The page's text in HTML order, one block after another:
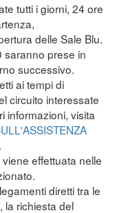
tutti i giorni, 24 ore
delle Sale Blu.
saranno prese in
successivo.
ai tempi di
circuito interessate
informazioni, visita
effettuata nelle
diretti tra le
la richiesta del